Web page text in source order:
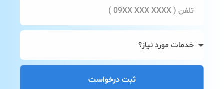
ثبت درخواست